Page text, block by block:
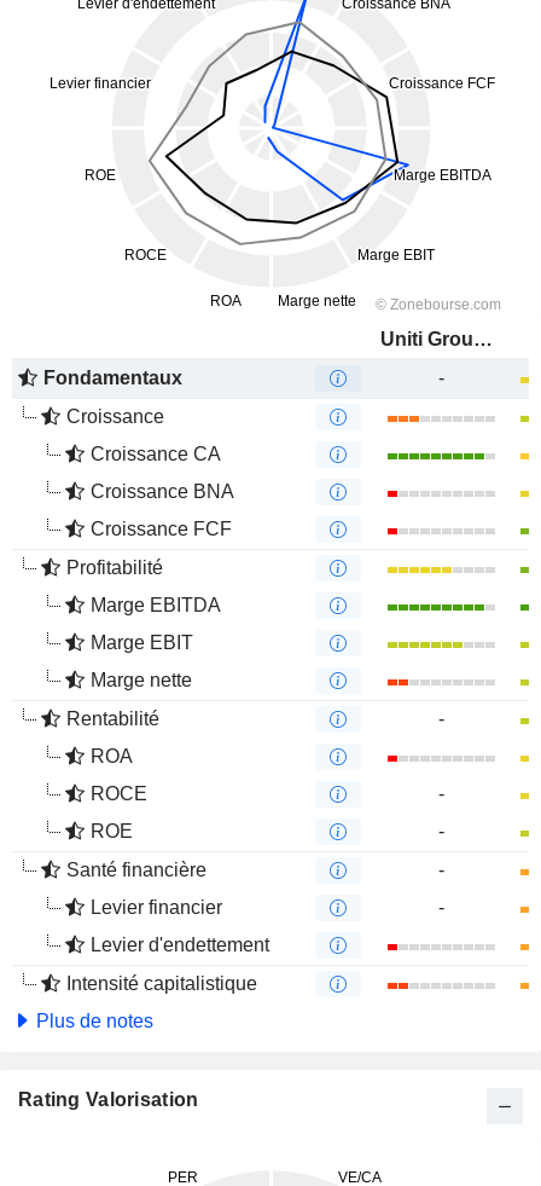
Uniti Group Inc.
Fondamentaux
-
Croissance
Croissance CA
Croissance BNA
Croissance FCF
Profitabilité
Marge EBITDA
Marge EBIT
Marge nette
Rentabilité
-
ROA
ROCE
-
ROE
-
Santé financière
-
Levier financier
-
Levier d'endettement
Intensité capitalistique
Plus de notes
Rating Valorisation